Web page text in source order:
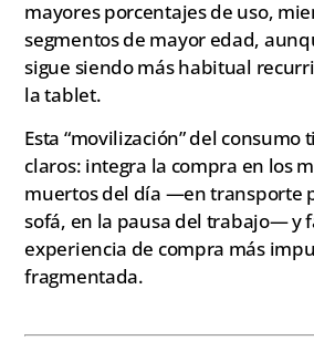
mayores porcentajes de uso,
segmentos de mayor edad,
sigue siendo más habitual
la tablet.
Esta “movilización” del consumo
claros: integra la compra en los
muertos del día —en transporte
sofá, en la pausa del trabajo— y
experiencia de compra más
fragmentada.